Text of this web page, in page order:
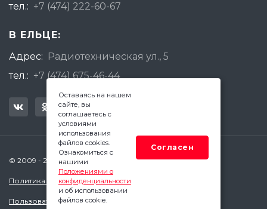
тел.: +7 (474) 222-60-67
В ЕЛЬЦЕ:
Адрес: Радиотехническая ул., 5
тел.: +7 (474) 675-46-44
© 2009 - 2026 Квадратный Метр - Липецк
Политика конфиденциальности
Пользовательское соглашение
Оставаясь на нашем
сайте, вы
соглашаетесь с
условиями
использования
файлов cookies.
Ознакомиться с
нашими
Положениями о
конфиденциальности
и об использовании
файлов cookie.
Согласен